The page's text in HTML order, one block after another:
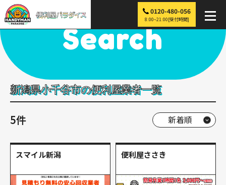
0120-480-056
8:00~21:00[受付時間]
便利屋パラダイス > 探す > 小千谷市
Search
新潟県小千谷市の便利屋業者一覧
5件
スマイル新潟 便利屋ささき